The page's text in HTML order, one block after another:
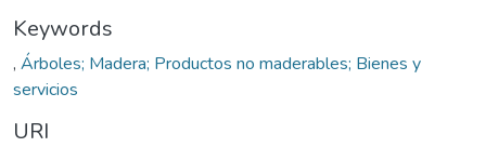
Keywords
, Árboles; Madera; Productos no maderables; Bienes y
servicios
URI